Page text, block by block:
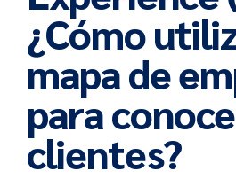
¿Cómo
mapa de
para
clientes?